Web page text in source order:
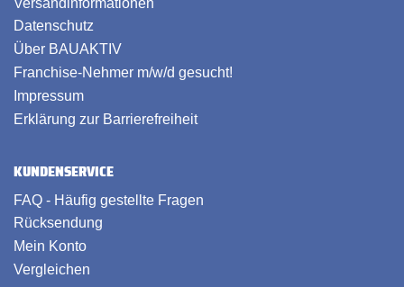
Datenschutz
Über BAUAKTIV
Franchise-Nehmer m/w/d gesucht!
Impressum
Erklärung zur Barrierefreiheit
KUNDENSERVICE
FAQ - Häufig gestellte Fragen
Rücksendung
Mein Konto
Vergleichen